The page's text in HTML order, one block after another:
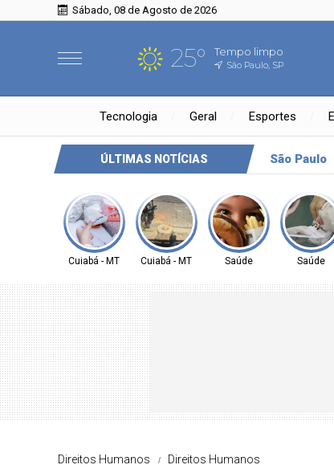
Sábado, 08 de Agosto de 2026
25° Tempo limpo
São Paulo, SP
Tecnologia Geral Esportes
ÚLTIMAS NOTÍCIASDireitos Humanos
Cuiabá - MT Cuiabá - MT Saúde Saúde
Direitos Humanos Direitos Humanos